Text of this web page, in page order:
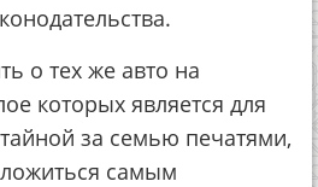
о тех же авто на
которых является для
за семью печатями,
самым